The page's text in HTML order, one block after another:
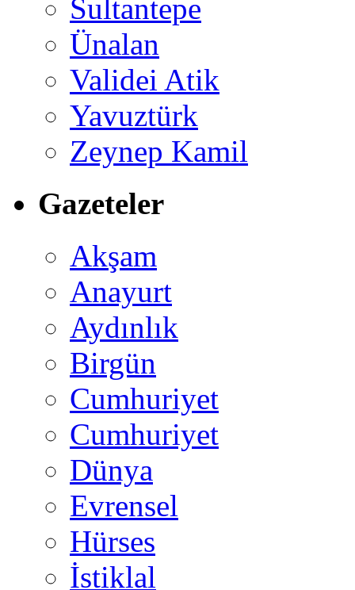
Sultantepe
Ünalan
Validei Atik
Yavuztürk
Zeynep Kamil
Gazeteler
Akşam
Anayurt
Aydınlık
Birgün
Cumhuriyet
Cumhuriyet
Dünya
Evrensel
Hürses
İstiklal